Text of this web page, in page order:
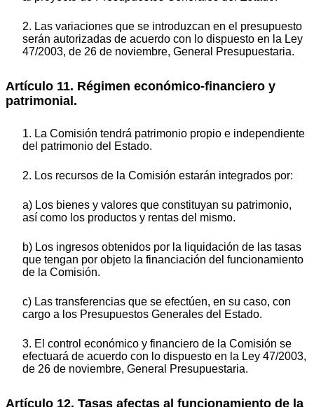
2. Las variaciones que se introduzcan en el presupuesto
serán autorizadas de acuerdo con lo dispuesto en la Ley
47/2003, de 26 de noviembre, General Presupuestaria.
Artículo 11. Régimen económico-financiero y
patrimonial.
1. La Comisión tendrá patrimonio propio e independiente
del patrimonio del Estado.
2. Los recursos de la Comisión estarán integrados por:
a) Los bienes y valores que constituyan su patrimonio,
así como los productos y rentas del mismo.
b) Los ingresos obtenidos por la liquidación de las tasas
que tengan por objeto la financiación del funcionamiento
de la Comisión.
c) Las transferencias que se efectúen, en su caso, con
cargo a los Presupuestos Generales del Estado.
3. El control económico y financiero de la Comisión se
efectuará de acuerdo con lo dispuesto en la Ley 47/2003,
de 26 de noviembre, General Presupuestaria.
Artículo 12. Tasas afectas al funcionamiento de la